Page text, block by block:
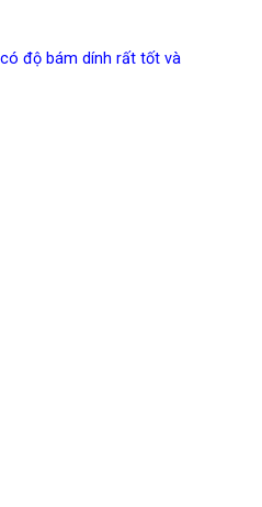
độ bám dính rất tốt và